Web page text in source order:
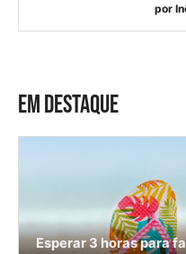
por
EM DESTAQUE
Esperar 3 horas para